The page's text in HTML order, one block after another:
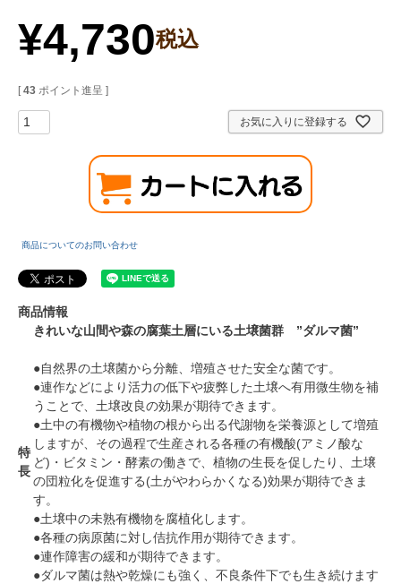
¥4,730税込
[ 43 ポイント進呈 ]
お気に入りに登録する
商品についてのお問い合わせ
商品情報
特
長
きれいな山間や森の腐葉土層にいる土壌菌群 ”ダルマ菌”
●自然界の土壌菌から分離、増殖させた安全な菌です。
●連作などにより活力の低下や疲弊した土壌へ有用微生物を補
うことで、土壌改良の効果が期待できます。
●土中の有機物や植物の根から出る代謝物を栄養源として増殖
しますが、その過程で生産される各種の有機酸(アミノ酸な
ど)・ビタミン・酵素の働きで、植物の生長を促したり、土壌
の団粒化を促進する(土がやわらかくなる)効果が期待できま
す。
●土壌中の未熟有機物を腐植化します。
●各種の病原菌に対し佶抗作用が期待できます。
●連作障害の緩和が期待できます。
●ダルマ菌は熱や乾燥にも強く、不良条件下でも生き続けます